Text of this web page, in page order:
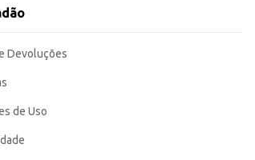
Devoluções
de Uso